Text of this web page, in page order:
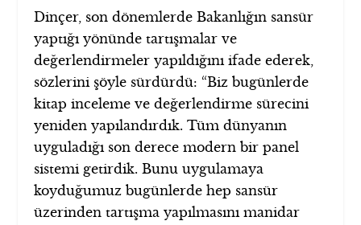
Dinçer, son dönemlerde Bakanlığın sansür
yaptığı yönünde tartışmalar ve
değerlendirmeler yapıldığını ifade ederek,
sözlerini şöyle sürdürdü: “Biz bugünlerde
kitap inceleme ve değerlendirme sürecini
yeniden yapılandırdık. Tüm dünyanın
uyguladığı son derece modern bir panel
sistemi getirdik. Bunu uygulamaya
koyduğumuz bugünlerde hep sansür
üzerinden tartışma yapılmasını manidar